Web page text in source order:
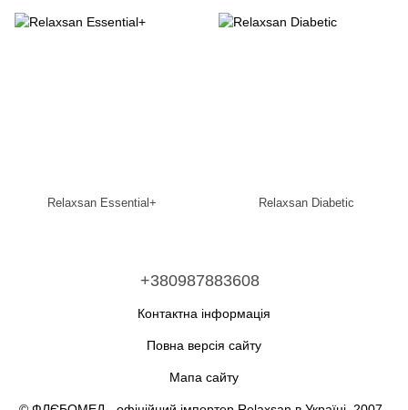
Relaxsan Essential+ Relaxsan Diabetic
+380987883608
Контактна інформація
Повна версія сайту
Мапа сайту